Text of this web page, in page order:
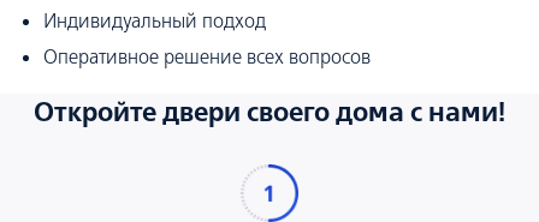
Индивидуальный подход
Оперативное решение всех вопросов
Откройте двери своего дома с нами!